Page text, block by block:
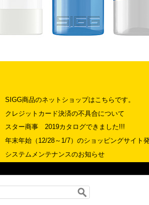
SIGG商品のネットショップはこちらです。
クレジットカード決済の不具合について
スター商事 2019カタログできました!!!
年末年始（12/28～1/7）のショッピングサイト
システムメンテナンスのお知らせ
ゴールデンウィーク(4/28～5/6) のショッピン